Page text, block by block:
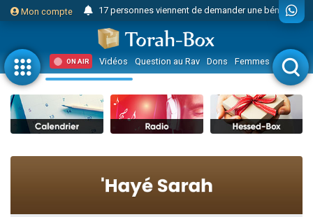
Mon compte
Il reste 49 places pour étudier en groupe sur Zoom
23 personnes viennent de faire un don pour Diane, 80 ans, dans un appartement insalubre
Eva vient de donner son Maasser
4 personnes viennent de nous rejoindre sur WhatsApp
3 personnes viennent de nous rejoindre sur WhatsApp
3 personnes viennent de faire un don pour 5 jours de vacances aux Orphelins
Odaya vient de donner son Maasser
ON AIR Vidéos Question au Rav Dons Femmes Enfants